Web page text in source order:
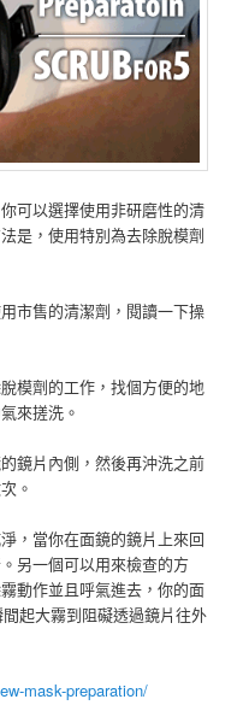
可以選擇使用非研磨性的清
是，使用特別為去除脫模劑
市售的清潔劑，閱讀一下操
模劑的工作，找個方便的地
來搓洗。
鏡片內側，然後再沖洗之前
。
，當你在面鏡的鏡片上來回
另一個可以用來檢查的方
動作並且呼氣進去，你的面
起大霧到阻礙透過鏡片往外
mask-preparation/